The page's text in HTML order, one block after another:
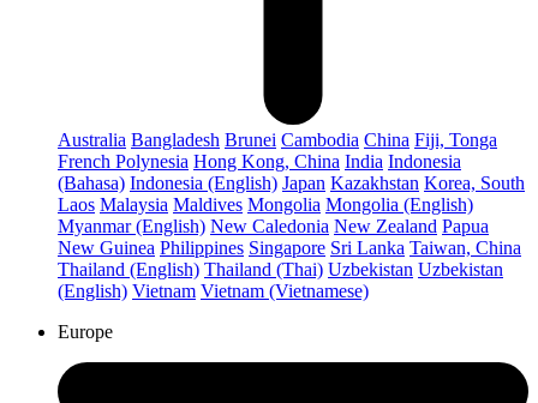
Australia Bangladesh Brunei Cambodia China Fiji, Tonga
French Polynesia Hong Kong, China India Indonesia
(Bahasa) Indonesia (English) Japan Kazakhstan Korea, South
Laos Malaysia Maldives Mongolia Mongolia (English)
Myanmar (English) New Caledonia New Zealand Papua
New Guinea Philippines Singapore Sri Lanka Taiwan, China
Thailand (English) Thailand (Thai) Uzbekistan Uzbekistan
(English) Vietnam Vietnam (Vietnamese)
Europe